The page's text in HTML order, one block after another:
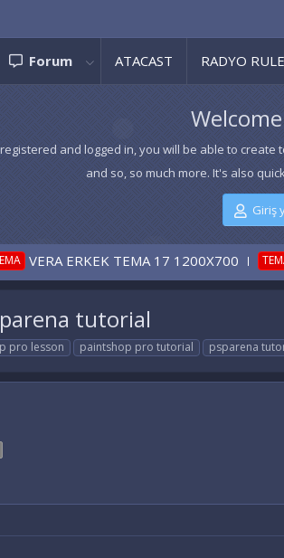
Forum ATACAST RADYO
and logged in, you will be able to
and so, so much more. It's also
Giriş
TEMA 17 1200X700 TEMA ERKEK
tutorial
pro lesson paintshop pro tutorial psparena